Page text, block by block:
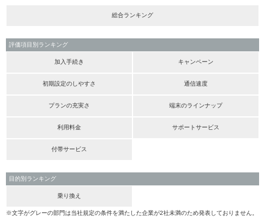
総合ランキング
評価項目別ランキング
加入手続き キャンペーン
初期設定のしやすさ 通信速度
プランの充実さ 端末のラインナップ
利用料金 サポートサービス
付帯サービス
目的別ランキング
乗り換え
※文字がグレーの部門は当社規定の条件を満たした企業が2社未満のため発表しておりません。